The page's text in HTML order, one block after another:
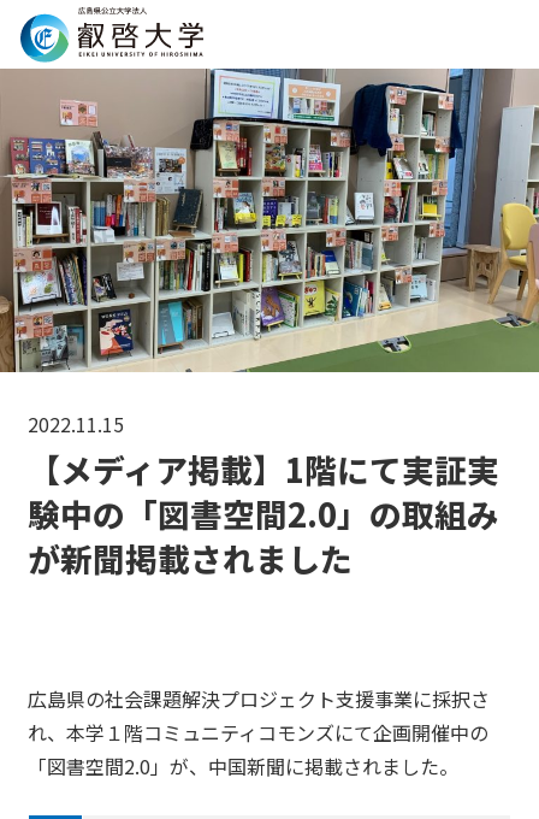
Search
2022.11.15
【メディア掲載】1階にて実証実
験中の「図書空間2.0」の取組み
が新聞掲載されました
広島県の社会課題解決プロジェクト支援事業に採択さ
れ、本学１階コミュニティコモンズにて企画開催中の
「図書空間2.0」が、中国新聞に掲載されました。